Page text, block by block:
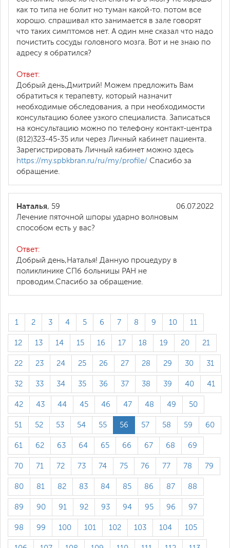
как то типа не болит но туман какой-то. потом все
хорошо. спрашивал кто занимается в зале говорят
что таких симптомов нет. А один мне сказал что надо
почистить сосуды головного мозга. Вот и не знаю по
адресу я обратился?
Ответ:
Добрый день,Дмитрий! Можем предложить Вам
обратиться к терапевту, который назначит
необходимые обследования, а при необходимости
консультацию более узкого специалиста. Записаться
на консультацию можно по телефону контакт-центра
(812)323-45-35 или через Личный кабинет пациента.
Зарегистрировать Личный кабинет можно здесь
https://my.spbkbran.ru/ru/my/profile/ Спасибо за
обращение.
06.07.2022
Наталья, 59
Лечение пяточной шпоры ударно волновым
способом есть у вас?
Ответ:
Добрый день,Наталья! Данную процедуру в
поликлинике СПб больницы РАН не
проводим.Спасибо за обращение.
1 2 3 4 5 6 7 8 9 10 11
12 13 14 15 16 17 18 19 20 21
22 23 24 25 26 27 28 29 30 31
32 33 34 35 36 37 38 39 40 41
42 43 44 45 46 47 48 49 50
51 52 53 54 55 56 57 58 59 60
61 62 63 64 65 66 67 68 69
70 71 72 73 74 75 76 77 78 79
80 81 82 83 84 85 86 87 88
89 90 91 92 93 94 95 96 97
98 99 100 101 102 103 104 105